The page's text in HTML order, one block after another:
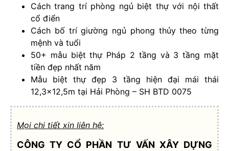
Cách trang trí phòng ngủ biệt thự với nội thất
cổ điển
Cách bố trí giường ngủ phong thủy theo từng
mệnh và tuổi
50+ mẫu biệt thự Pháp 2 tầng và 3 tầng mặt
tiền đẹp nhất năm
Mẫu biệt thự đẹp 3 tầng hiện đại mái thái
12,3×12,5m tại Hải Phòng – SH BTD 0075
Mọi chi tiết xin liên hệ:
CÔNG TY CỔ PHẦN TƯ VẤN XÂY DỰNG